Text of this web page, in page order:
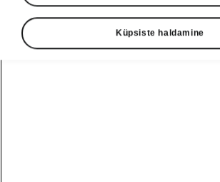
Küpsiste haldamine